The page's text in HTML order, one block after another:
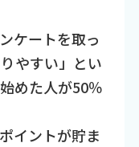
ケートを取っ
やすい」とい
めた人が50％
イントが貯ま